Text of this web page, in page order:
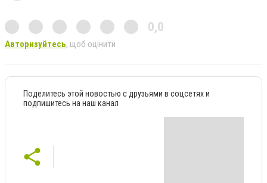
0,0
Авторизуйтесь, щоб оцінити
Поделитесь этой новостью с друзьями в соцсетях и
подпишитесь на наш канал